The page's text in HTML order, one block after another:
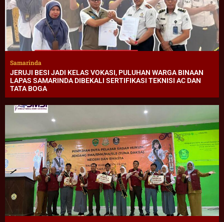
Samarinda
JERUJI BESI JADI KELAS VOKASI, PULUHAN WARGA BINAAN
LAPAS SAMARINDA DIBEKALI SERTIFIKASI TEKNISI AC DAN
TATA BOGA